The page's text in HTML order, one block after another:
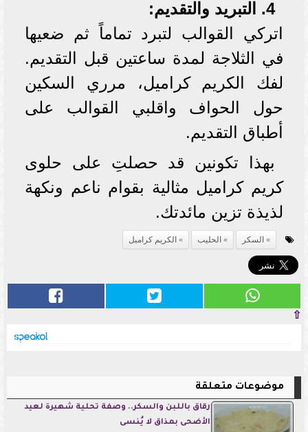
4. التبريد والتقديم:
اتركي القوالب لتبرد تماماً ثم ضعيها
في الثلاجة لمدة ساعتين قبل التقديم.
لفك الكريم كراميل، مرري السكين
حول الحواف واقلبي القوالب على
أطباق التقديم.
بهذا تكونين قد حصلتِ على حلوى
كريم كراميل مثالية بقوام ناعم ونكهة
لذيذة تزين مائدتك.
السكر الحليب الكريم كراميل
⇧
موضوعات متعلقة
رقاق باللبن والسكر.. وصفة تحلية شهيرة لعيد
الأضحى بمذاق لا يُنسى